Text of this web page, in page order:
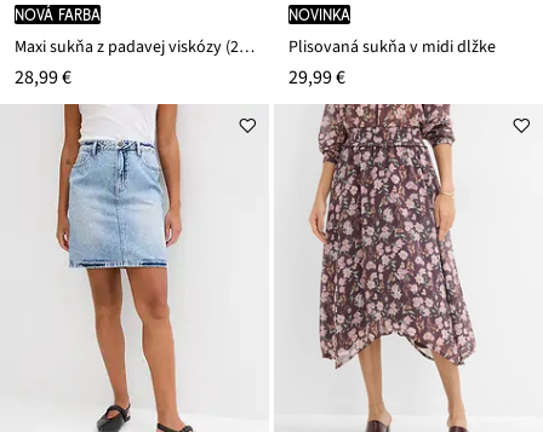
nová farba
Maxi sukňa z padavej viskózy (2-dielna sada)
28,99 €
novinka
Plisovaná sukňa v midi dĺžke
29,99 €